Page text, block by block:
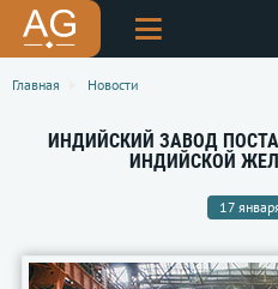
Главная Новости
ИНДИЙСКИЙ ЗАВОД
ИНДИЙСКОЙ
17